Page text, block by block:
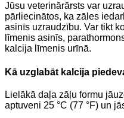
Jūsu veterinārārsts var
pārliecinātos, ka zāles
asinīs uzraudzību. Var tikt
līmenis asinīs,
kalcija līmenis urīnā.
Kā uzglabāt kalcija
Lielākā daļa zāļu formu
aptuveni 25 °C (77 °F) un